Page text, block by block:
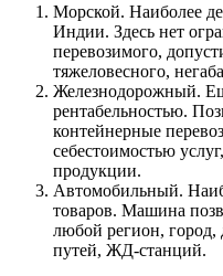
Морской. Наиболее
Индии. Здесь нет
перевозимого,
тяжеловесного,
Железнодорожный.
рентабельностью.
контейнерные
себестоимостью
продукции.
Автомобильный.
товаров. Машина
любой регион, город,
путей, ЖД-станций.